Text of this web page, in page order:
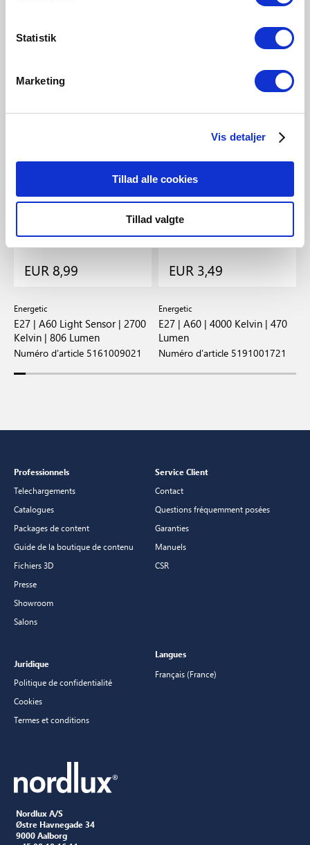
Statistik
Marketing
Vis detaljer
Tillad alle cookies
Tillad valgte
EUR 8,99
Energetic
E27 | A60 Light Sensor | 2700
Kelvin | 806 Lumen
Numéro d’article 5161009021
EUR 3,49
Energetic
E27 | A60 | 4000 Kelvin | 470
Lumen
Numéro d’article 5191001721
Nordlux A/S
Østre Havnegade 34
9000 Aalborg
Professionnels
Telechargements
Catalogues
Packages de content
Guide de la boutique de contenu
Fichiers 3D
Presse
Showroom
Salons
Service Client
Contact
Questions fréquemment posées
Garanties
Manuels
CSR
Juridique
Politique de confidentialité
Cookies
Termes et conditions
Langues
Français (France)